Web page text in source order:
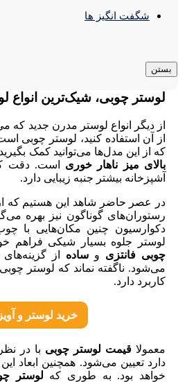
شگفت انگیز ها
بستن
لوستر چوبی، شیک‌ترین انواع
از دیگر انواع لوستر مدرن جدید که
از آن استفاده کنید، لوستر چوبی
که از این مدل‌ها می‌توانید کمک
بالای میز ناهار خوری است. دقت
آشپزخانه بیشتر جنبه زیبایی دارد.
در عصر حاضر شاهد این هستیم که
رستوران‌های گوناگون نیز بهره
دکوارسیون چنین مکان‌هایی با
لوستر جلوه بسیار شیکی فراهم
چوبی فانتزی و ساده از
می‌شود. ناگفته نماند که لوستر
کاربرد دارد.
خرید لوستر و
معمولا قیمت لوستر چوبی با در
دارد تعیین می‌‌شود. همچنین ابعاد
خواهد بود. به طوری که لوستر